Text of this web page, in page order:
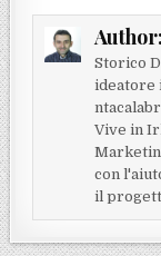
Author:
Storico
ideatore
Vive in
con
il